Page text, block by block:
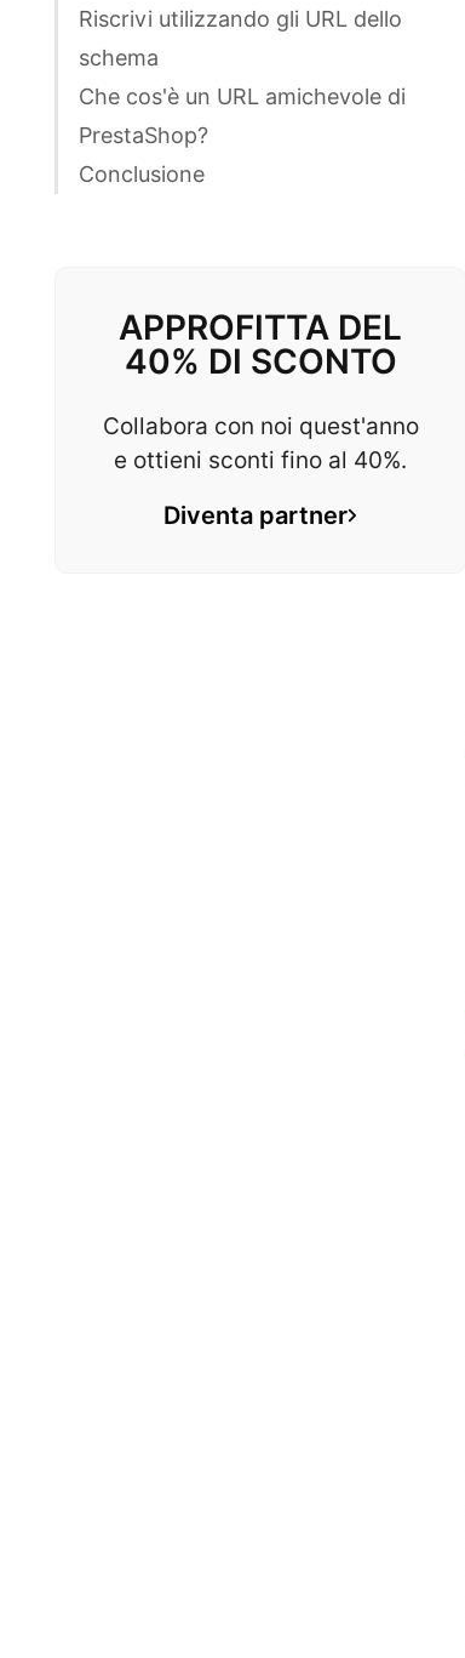
Riscrivi utilizzando gli URL dello
schema
Che cos'è un URL amichevole di
PrestaShop?
Conclusione
APPROFITTA DEL
40% DI SCONTO
Collabora con noi quest'anno
e ottieni sconti fino al 40%.
Diventa partner